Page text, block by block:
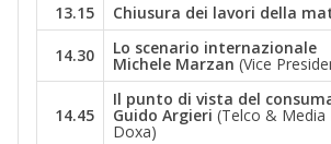
13.15
Chiusura dei lavori della
14.30 Lo scenario internazionale
Michele Marzan (Vice
14.45
Il punto di vista del
Guido Argieri (Telco & Media
Doxa)